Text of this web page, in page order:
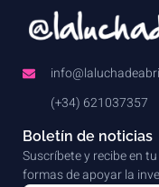
(+34) 621037357
Boletín de noticias
Suscríbete y recibe en
formas de apoyar la